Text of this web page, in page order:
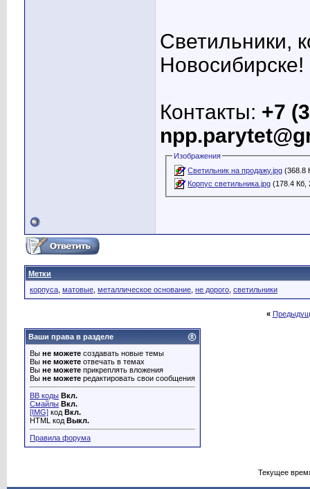
Светильники,
Контакты: +7
Изображения
Светильник на продажу.jpg (368.8
Корпус светильника.jpg (178.4 Кб,
Метки
корпуса матовые металлическое основание не дорого светильники
«
Ваши права в разделе
Вы не можете создавать новые темы
Вы не можете отвечать в темах
Вы не можете прикреплять вложения
Вы не можете редактировать свои сообщения
BB коды Вкл.
Смайлы Вкл.
[IMG] код Вкл.
HTML код Выкл.
Правила форума
Текущее